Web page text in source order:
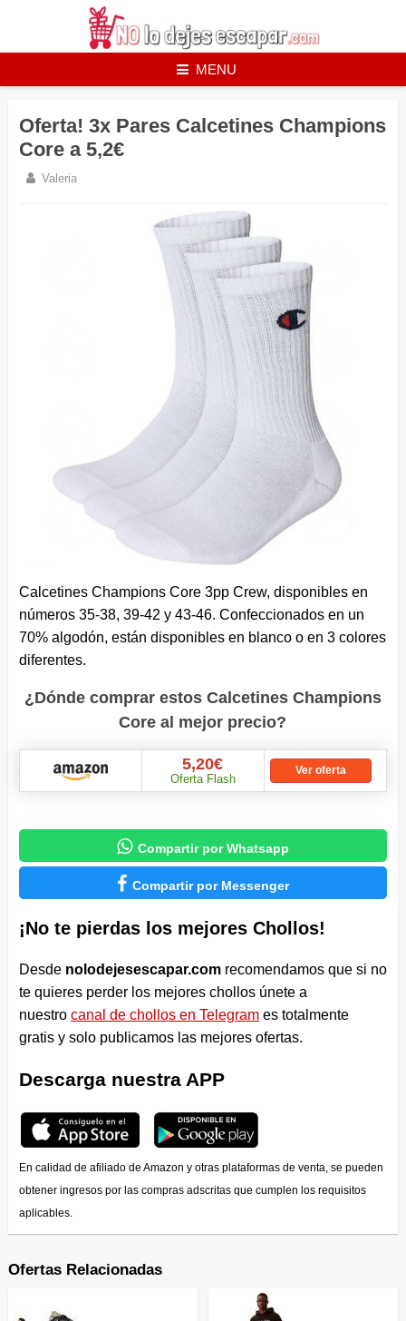
MENU
Oferta! 3x Pares Calcetines Champions
Core a 5,2€
Valeria
Calcetines Champions Core 3pp Crew, disponibles en
números 35-38, 39-42 y 43-46. Confeccionados en un
70% algodón, están disponibles en blanco o en 3 colores
diferentes.
¿Dónde comprar estos Calcetines Champions
Core al mejor precio?
5,20€
Oferta Flash
Ver oferta
 Compartir por Whatsapp
 Compartir por Messenger
¡No te pierdas los mejores Chollos!
Desde nolodejesescapar.comrecomendamos que si no
te quieres perder los mejores chollos únete a
nuestro canal de chollos en Telegrames totalmente
gratis y solo publicamos las mejores ofertas.
Descarga nuestra APP
En calidad de afiliado de Amazon y otras plataformas de venta, se pueden
obtener ingresos por las compras adscritas que cumplen los requisitos
aplicables.
Ofertas Relacionadas